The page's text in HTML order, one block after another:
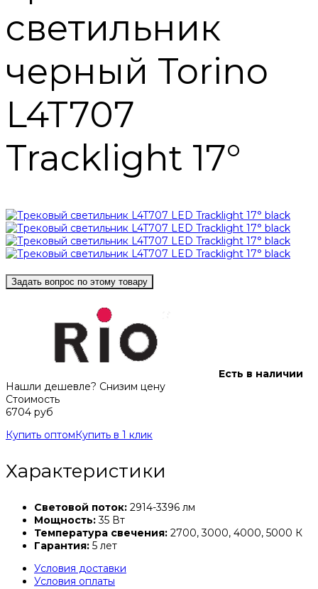
светильник
черный Torino
L4T707
Tracklight 17°
Задать вопрос по этому товару
Есть в наличии
Нашли дешевле? Снизим цену
Стоимость
6704 руб
Купить оптом Купить в 1 клик
Характеристики
Световой поток: 2914-3396 лм
Мощность:35 Вт
Температура свечения: 2700, 3000, 4000, 5000 К
Гарантия: 5 лет
Условия доставки
Условия оплаты